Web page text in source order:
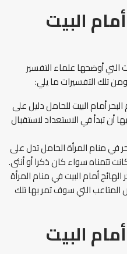
البيت
التي أوضحها علماء التفسير
تلك التفسيرات ما يلي:
أمام البيت للحامل دليل على
أن تبدأ في الاستعداد لاستقبال
في منام المرأة الحامل تدل على
تتمناه سواء كان ذكرا أو أنثى.
أمام البيت في منام المرأة
التي سوف تمر بها تلك
البيت